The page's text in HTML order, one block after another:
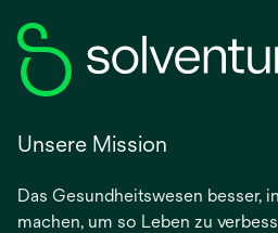
Unsere Mission
Das Gesundheitswesen besser,
machen, um so Leben zu